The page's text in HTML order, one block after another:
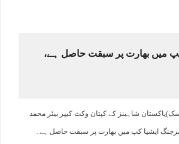
کپ میں بھارت پر سبقت حاصل ہے،
شاہینز کے کپتان وکٹ کیپر بیٹر محمد
ایشیا کپ میں بھارت پر سبقت حاصل ہے۔